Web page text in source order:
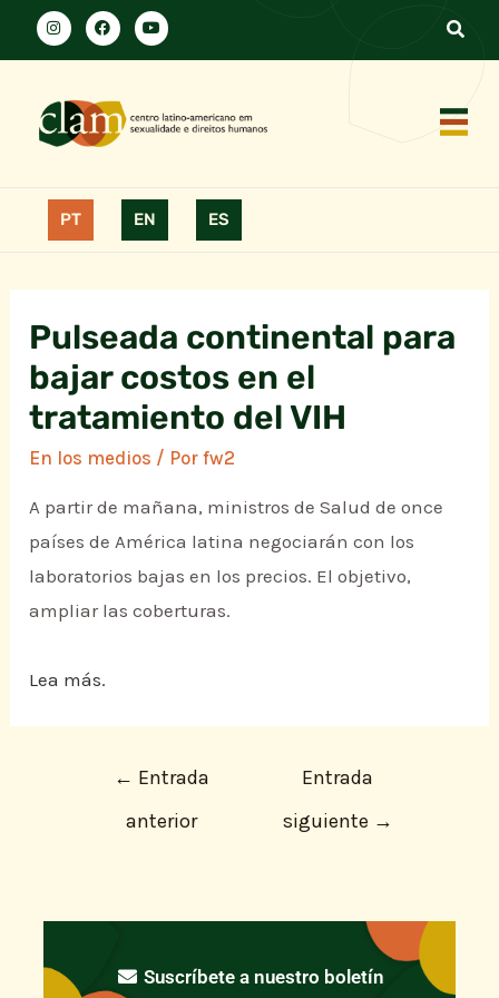
PT EN ES
Pulseada continental para
bajar costos en el
tratamiento del VIH
En los medios / Porfw2
A partir de mañana, ministros de Salud de once
países de América latina negociarán con los
laboratorios bajas en los precios. El objetivo,
ampliar las coberturas.
Lea más.
← Entrada
anterior
Entrada
siguiente →
Suscríbete a nuestro boletín